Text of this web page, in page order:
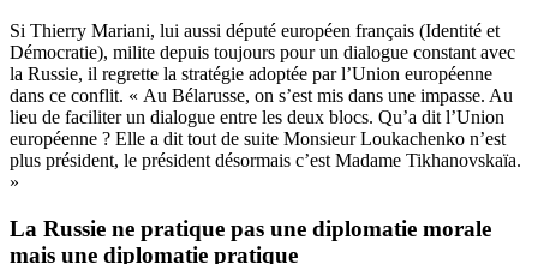
Si Thierry Mariani, lui aussi député européen français (Identité et
Démocratie), milite depuis toujours pour un dialogue constant avec
la Russie, il regrette la stratégie adoptée par l’Union européenne
dans ce conflit. « Au Bélarusse, on s’est mis dans une impasse. Au
lieu de faciliter un dialogue entre les deux blocs. Qu’a dit l’Union
européenne ? Elle a dit tout de suite Monsieur Loukachenko n’est
plus président, le président désormais c’est Madame Tikhanovskaïa.
»
La Russie ne pratique pas une diplomatie morale
mais une diplomatie pratique